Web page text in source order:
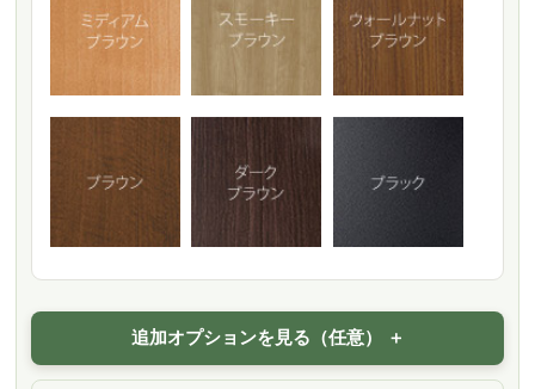
追加オプションを見る（任意）